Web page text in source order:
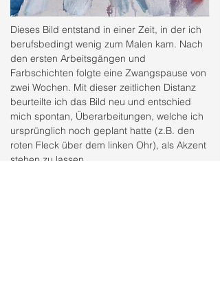
Dieses Bild entstand in einer Zeit, in der ich
berufsbedingt wenig zum Malen kam. Nach
den ersten Arbeitsgängen und
Farbschichten folgte eine Zwangspause von
zwei Wochen. Mit dieser zeitlichen Distanz
beurteilte ich das Bild neu und entschied
mich spontan, Überarbeitungen, welche ich
ursprünglich noch geplant hatte (z.B. den
roten Fleck über dem linken Ohr), als Akzent
stehen zu lassen.